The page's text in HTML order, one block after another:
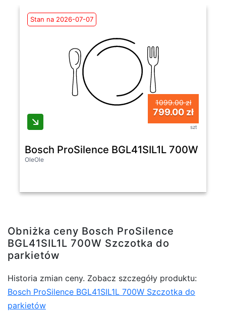
Stan na 2026-07-07
1099.00 zł
799.00 zł
szt
Bosch ProSilence BGL41SIL1L 700W
OleOle
Obniżka ceny Bosch ProSilence
BGL41SIL1L 700W Szczotka do
parkietów
Historia zmian ceny. Zobacz szczegóły produktu:
Bosch ProSilence BGL41SIL1L 700W Szczotka do
parkietów